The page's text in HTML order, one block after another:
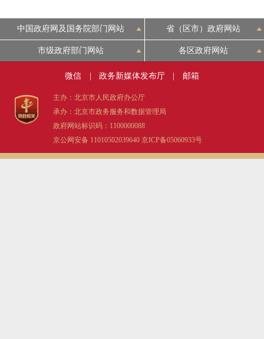
中国政府网及国务院部门网站 省（区市）政府网站
市级政府部门网站 各区政府网站
微信 政务新媒体发布厅 邮箱
主办：北京市人民政府办公厅
承办：北京市政务服务和数据管理局
政府网站标识码：1100000088
京公网安备 11010502039640 京ICP备05060933号